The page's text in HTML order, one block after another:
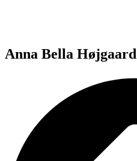
Anna Bella Højgaard